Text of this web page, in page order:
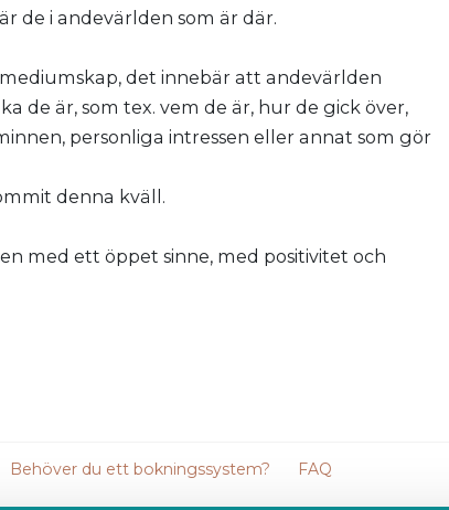
de i andevärlden som är där.
det innebär att andevärlden
de är, som tex. vem de är, hur de gick över,
personliga intressen eller annat som gör
denna kväll.
med ett öppet sinne, med positivitet och
Behöver du ett bokningssystem? FAQ